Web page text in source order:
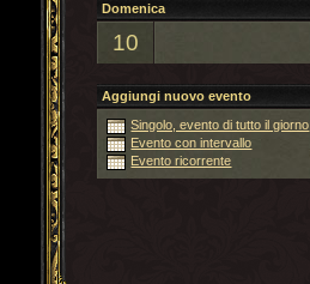
Domenica
10
Aggiungi nuovo evento
Singolo, evento di tutto il giorno
Evento con intervallo
Evento ricorrente